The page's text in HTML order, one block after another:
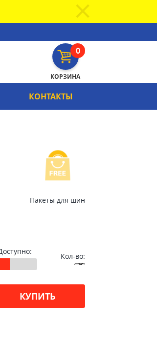
0
КОРЗИНА
КОНТАКТЫ
Пакеты для шин
Кол-во:
КУПИТЬ